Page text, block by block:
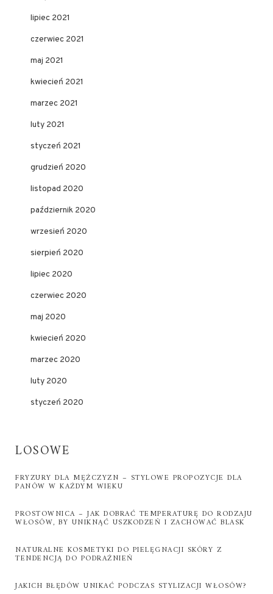
lipiec 2021
czerwiec 2021
maj 2021
kwiecień 2021
marzec 2021
luty 2021
styczeń 2021
grudzień 2020
listopad 2020
październik 2020
wrzesień 2020
sierpień 2020
lipiec 2020
czerwiec 2020
maj 2020
kwiecień 2020
marzec 2020
luty 2020
styczeń 2020
LOSOWE
FRYZURY DLA MĘŻCZYZN – STYLOWE PROPOZYCJE DLA
PANÓW W KAŻDYM WIEKU
PROSTOWNICA – JAK DOBRAĆ TEMPERATURĘ DO RODZAJU
WŁOSÓW, BY UNIKNĄĆ USZKODZEŃ I ZACHOWAĆ BLASK
NATURALNE KOSMETYKI DO PIELĘGNACJI SKÓRY Z
TENDENCJĄ DO PODRAŻNIEŃ
JAKICH BŁĘDÓW UNIKAĆ PODCZAS STYLIZACJI WŁOSÓW?